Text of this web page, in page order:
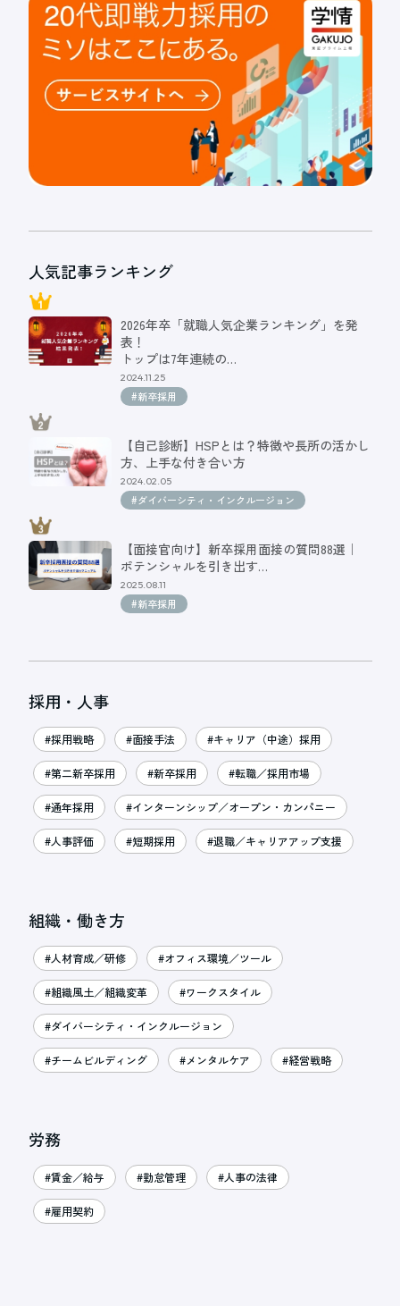
人気記事ランキング
2026年卒「就職人気企業ランキング」を発
表！
トップは7年連続の…
2024.11.25
#新卒採用
【自己診断】HSPとは？特徴や長所の活かし
方、上手な付き合い方
2024.02.05
#ダイバーシティ・インクルージョン
【面接官向け】新卒採用面接の質問88選｜
ポテンシャルを引き出す…
2025.08.11
#新卒採用
採用・人事
#採用戦略 #面接手法 #キャリア（中途）採用
#第二新卒採用 #新卒採用 #転職／採用市場
#通年採用 #インターンシップ／オープン・カンパニー
#人事評価 #短期採用 #退職／キャリアアップ支援
組織・働き方
#人材育成／研修 #オフィス環境／ツール
#組織風土／組織変革 #ワークスタイル
#ダイバーシティ・インクルージョン
#チームビルディング #メンタルケア #経営戦略
労務
#賃金／給与 #勤怠管理 #人事の法律
#雇用契約